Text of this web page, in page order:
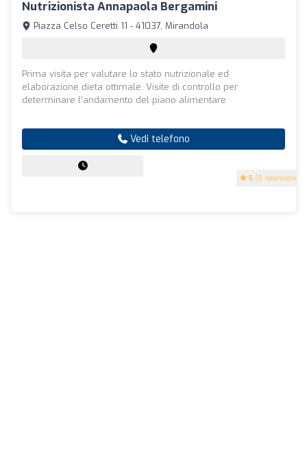
Nutrizionista Annapaola Bergamini
5 (8 recensioni)
Piazza Celso Ceretti 11 - 41037, Mirandola
Prima visita per valutare lo stato nutrizionale ed
elaborazione dieta ottimale. Visite di controllo per
determinare l’andamento del piano alimentare
Vedi telefono